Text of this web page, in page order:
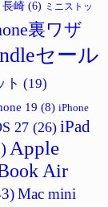
長崎 (6) ミニストッ
裏ワザ
セール
ト (19)
19 (8) iPhone
27 (26) iPad
Apple
Air
Mac mini